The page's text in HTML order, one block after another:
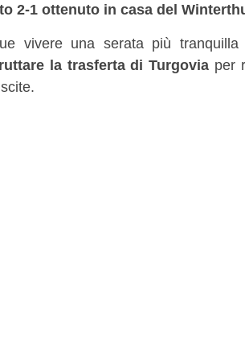
2-1 ottenuto in casa del
vivere una serata più
la trasferta di Turgovia per